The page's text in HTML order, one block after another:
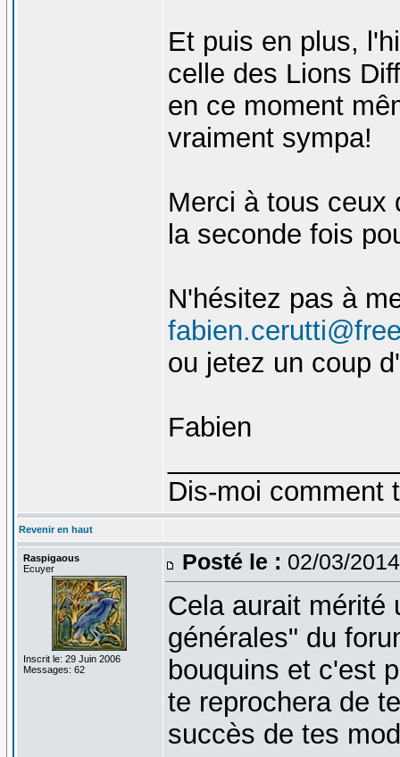
Et puis en plus,
celle des Lions
en ce moment
vraiment sympa!
Merci à tous ceux
la seconde fois
N'hésitez pas à
ou jetez un coup
Fabien
Dis-moi comment
Revenir en haut
Raspigaous
Ecuyer
Inscrit le: 29 Juin 2006
Messages: 62
Posté le : 02/03/
Cela aurait mérité
générales" du
bouquins et c'est
te reprochera de
succès de tes